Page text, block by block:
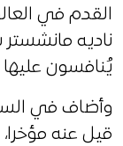
القدم في
ناديه
يُنافسون
وأضاف في
قيل عنه